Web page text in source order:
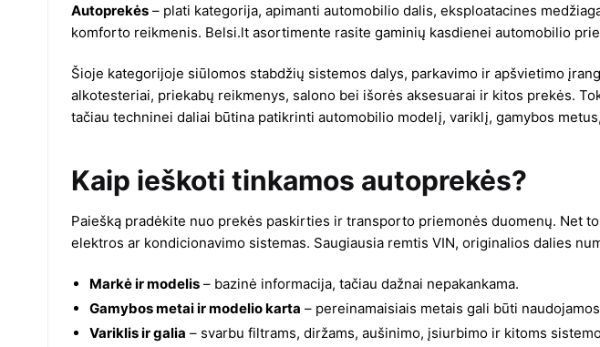
Autoprekės – plati kategorija, apimanti automobilio dalis, eksploatacines
komforto reikmenis. Belsi.lt asortimente rasite gaminių kasdienei automobilio
Šioje kategorijoje siūlomos stabdžių sistemos dalys, parkavimo ir apšvietimo
alkotesteriai, priekabų reikmenys, salono bei išorės aksesuarai ir kitos prekės.
tačiau techninei daliai būtina patikrinti automobilio modelį, variklį, gamybos
Kaip ieškoti tinkamos autoprekės?
Paiešką pradėkite nuo prekės paskirties ir transporto priemonės duomenų. Net
elektros ar kondicionavimo sistemas. Saugiausia remtis VIN, originalios dalies
Markė ir modelis – bazinė informacija, tačiau dažnai nepakankama.
Gamybos metai ir modelio karta – pereinamaisiais metais gali būti
Variklis ir galia – svarbu filtrams, diržams, aušinimo, įsiurbimo ir kitoms